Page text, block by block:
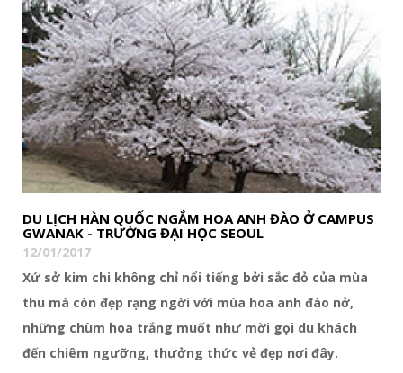
DU LỊCH HÀN QUỐC NGẮM HOA ANH ĐÀO Ở CAMPUS
GWANAK - TRƯỜNG ĐẠI HỌC SEOUL
12/01/2017
Xứ sở kim chi không chỉ nổi tiếng bởi sắc đỏ của mùa
thu mà còn đẹp rạng ngời với mùa hoa anh đào nở,
những chùm hoa trắng muốt như mời gọi du khách
đến chiêm ngưỡng, thưởng thức vẻ đẹp nơi đây.